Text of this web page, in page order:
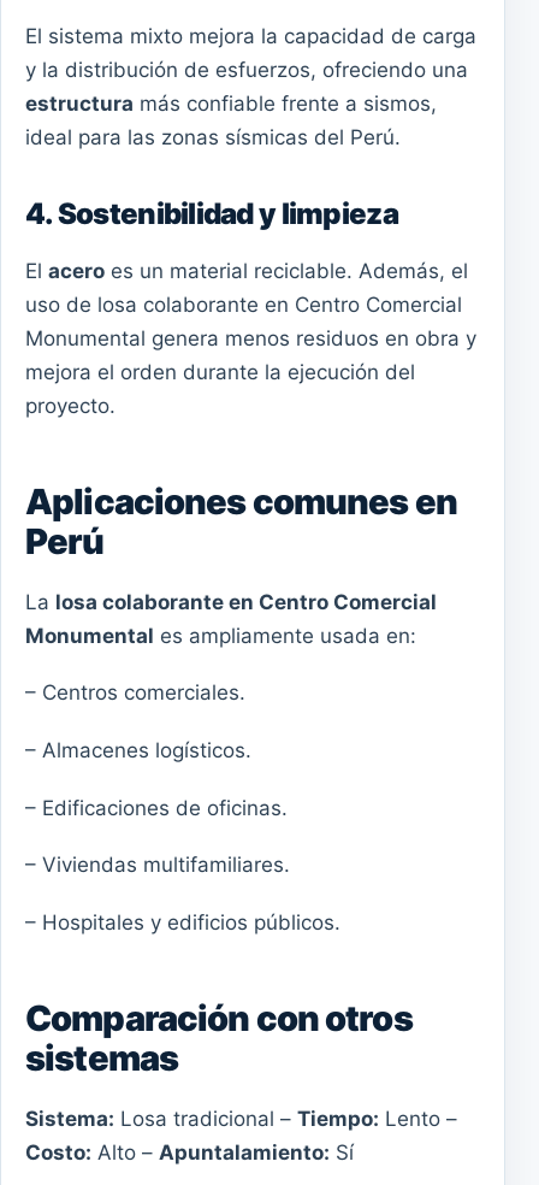
El sistema mixto mejora la capacidad de carga
y la distribución de esfuerzos, ofreciendo una
estructura más confiable frente a sismos,
ideal para las zonas sísmicas del Perú.
4. Sostenibilidad y limpieza
El acero es un material reciclable. Además, el
uso de losa colaborante en Centro Comercial
Monumental genera menos residuos en obra y
mejora el orden durante la ejecución del
proyecto.
Aplicaciones comunes en
Perú
La losa colaborante en Centro Comercial
Monumental es ampliamente usada en:
– Centros comerciales.
– Almacenes logísticos.
– Edificaciones de oficinas.
– Viviendas multifamiliares.
– Hospitales y edificios públicos.
Comparación con otros
sistemas
Sistema: Losa tradicional – Tiempo: Lento –
Costo: Alto – Apuntalamiento: Sí